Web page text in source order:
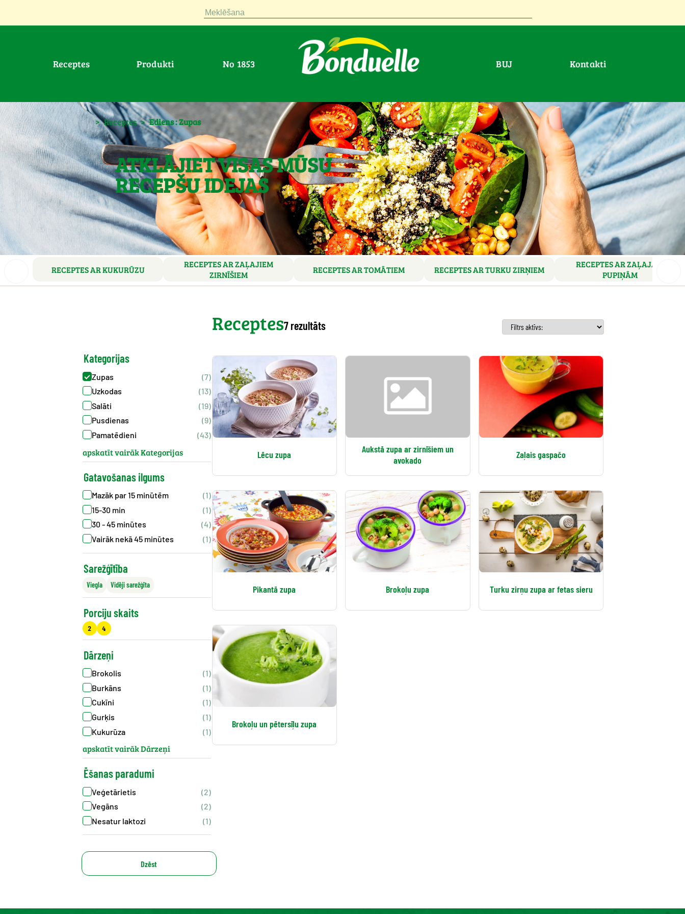
Meklēšana
Receptes Produkti No 1853 BUJ Kontakti
> Receptes > Ediens : Zupas
ATKLĀJIET VISAS MŪSU
RECEPŠU IDEJAS
RECEPTES AR KUKURŪZU
RECEPTES AR ZAĻAJIEM
ZIRNĪŠIEM
RECEPTES AR TOMĀTIEM RECEPTES AR TURKU ZIRŅIEM
RECEPTES AR ZAĻAJĀM
PUPIŅĀM
Receptes7 rezultāts
Kategorijas
Zupas
(7)
Uzkodas
(13)
Salāti
(19)
Pusdienas
(9)
Pamatēdieni
(43)
apskatīt vairāk Kategorijas
Gatavošanas ilgums
Mazāk par 15 minūtēm
(1)
15-30 min
(1)
30 - 45 minūtes
(4)
Vairāk nekā 45 minūtes
(1)
Sarežģītība
Viegla Vidēji sarežģīta
Porciju skaits
2 4
Dārzeņi
Brokolis
(1)
Burkāns
(1)
Cukīni
(1)
Gurķis
(1)
Kukurūza
(1)
apskatīt vairāk Dārzeņi
Ēšanas paradumi
Veģetārietis
(2)
Vegāns
(2)
Nesatur laktozi
(1)
Dzēst
Lēcu zupa
Aukstā zupa ar zirnīšiem un
avokado
Zaļais gaspačo
Pikantā zupa Brokoļu zupa Turku zirņu zupa ar fetas sieru
Brokoļu un pētersīļu zupa